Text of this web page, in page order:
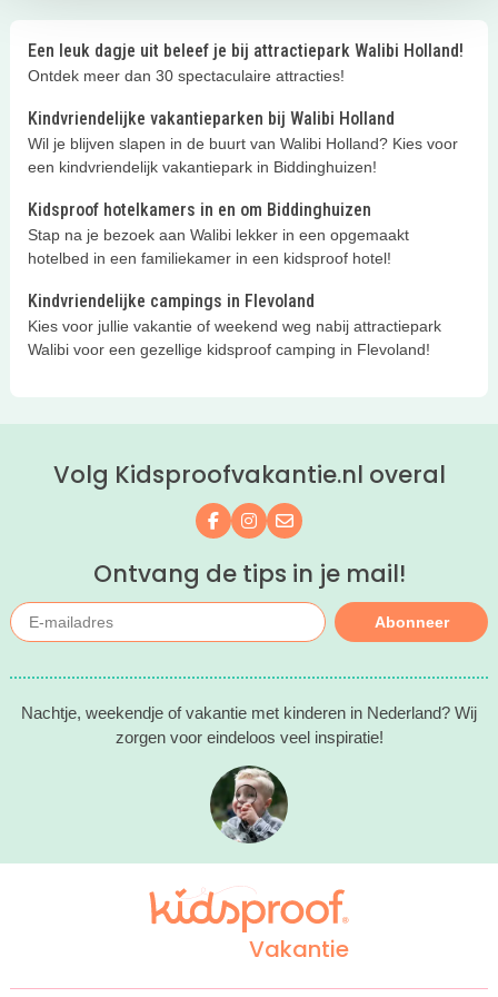
Een leuk dagje uit beleef je bij attractiepark Walibi Holland!
Ontdek meer dan 30 spectaculaire attracties!
Kindvriendelijke vakantieparken bij Walibi Holland
Wil je blijven slapen in de buurt van Walibi Holland? Kies voor
een kindvriendelijk vakantiepark in Biddinghuizen!
Kidsproof hotelkamers in en om Biddinghuizen
Stap na je bezoek aan Walibi lekker in een opgemaakt
hotelbed in een familiekamer in een kidsproof hotel!
Kindvriendelijke campings in Flevoland
Kies voor jullie vakantie of weekend weg nabij attractiepark
Walibi voor een gezellige kidsproof camping in Flevoland!
Volg Kidsproofvakantie.nl overal
Volg ons op Facebook
Volg ons op Instagram
Mail ons
Ontvang de tips in je mail!
Abonneer
Nachtje, weekendje of vakantie met kinderen in Nederland? Wij
zorgen voor eindeloos veel inspiratie!
Vakantie